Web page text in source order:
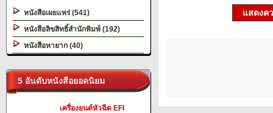
หนังสือเผยแพร่ (541)
หนังสือลิขสิทธิ์สำนักพิมพ์ (192)
หนังสือหายาก (40)
5 อันดับหนังสือยอดนิยม
เครื่องยนต์หัวฉีด EFI
แสดงค